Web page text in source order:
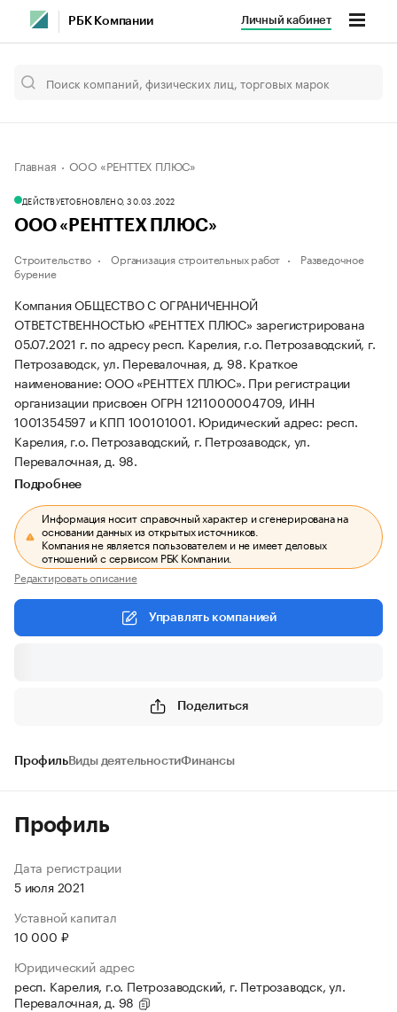
РБК Компании Личный кабинет
Главная ООО «РЕНТТЕХ ПЛЮС»
ДЕЙСТВУЕТОБНОВЛЕНО, 30.03.2022
ООО «РЕНТТЕХ ПЛЮС»
Строительство Организация строительных работ
Разведочное
бурение
Компания ОБЩЕСТВО С ОГРАНИЧЕННОЙ
ОТВЕТСТВЕННОСТЬЮ «РЕНТТЕХ ПЛЮС» зарегистрирована
05.07.2021 г. по адресу респ. Карелия, г.о. Петрозаводский, г.
Петрозаводск, ул. Перевалочная, д. 98. Краткое
наименование: ООО «РЕНТТЕХ ПЛЮС». При регистрации
организации присвоен ОГРН 1211000004709, ИНН
1001354597 и КПП 100101001. Юридический адрес: респ.
Карелия, г.о. Петрозаводский, г. Петрозаводск, ул.
Перевалочная, д. 98.
Подробнее
Информация носит справочный характер и сгенерирована на
основании данных из открытых источников.
Компания не является пользователем и не имеет деловых
отношений с сервисом РБК Компании.
Редактировать описание
Управлять компанией
Поделиться
ПрофильВиды деятельностиФинансы
Профиль
Дата регистрации
5 июля 2021
Уставной капитал
10 000 ₽
Юридический адрес
респ. Карелия, г.о. Петрозаводский, г. Петрозаводск, ул.
Перевалочная, д. 98